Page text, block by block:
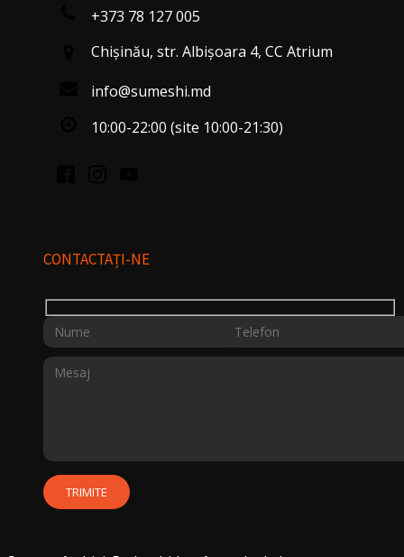
+373 78 127 005
Chişinău, str. Albişoara 4, CC Atrium
info@sumeshi.md
10:00-22:00 (site 10:00-21:30)
CONTACTAȚI-NE